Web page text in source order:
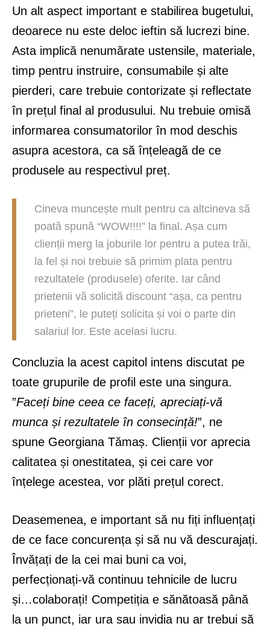
Un alt aspect important e stabilirea bugetului,
deoarece nu este deloc ieftin să lucrezi bine.
Asta implică nenumărate ustensile, materiale,
timp pentru instruire, consumabile și alte
pierderi, care trebuie contorizate și reflectate
în prețul final al produsului. Nu trebuie omisă
informarea consumatorilor în mod deschis
asupra acestora, ca să înțeleagă de ce
produsele au respectivul preț.
Cineva muncește mult pentru ca altcineva să
poată spună “WOW!!!!” la final. Așa cum
clienții merg la joburile lor pentru a putea trăi,
la fel și noi trebuie să primim plata pentru
rezultatele (produsele) oferite. Iar când
prietenii vă solicită discount “așa, ca pentru
prieteni”, le puteți solicita și voi o parte din
salariul lor. Este acelasi lucru.
Concluzia la acest capitol intens discutat pe
toate grupurile de profil este una singura.
”Faceți bine ceea ce faceți, apreciați-vă
munca și rezultatele în consecință!”, ne
spune Georgiana Tămaș. Clienții vor aprecia
calitatea și onestitatea, și cei care vor
înțelege acestea, vor plăti prețul corect.
Deasemenea, e important să nu fiți influențați
de ce face concurența și să nu vă descurajați.
Învățați de la cei mai buni ca voi,
perfecționați-vă continuu tehnicile de lucru
și…colaborați! Competiția e sănătoasă până
la un punct, iar ura sau invidia nu ar trebui să